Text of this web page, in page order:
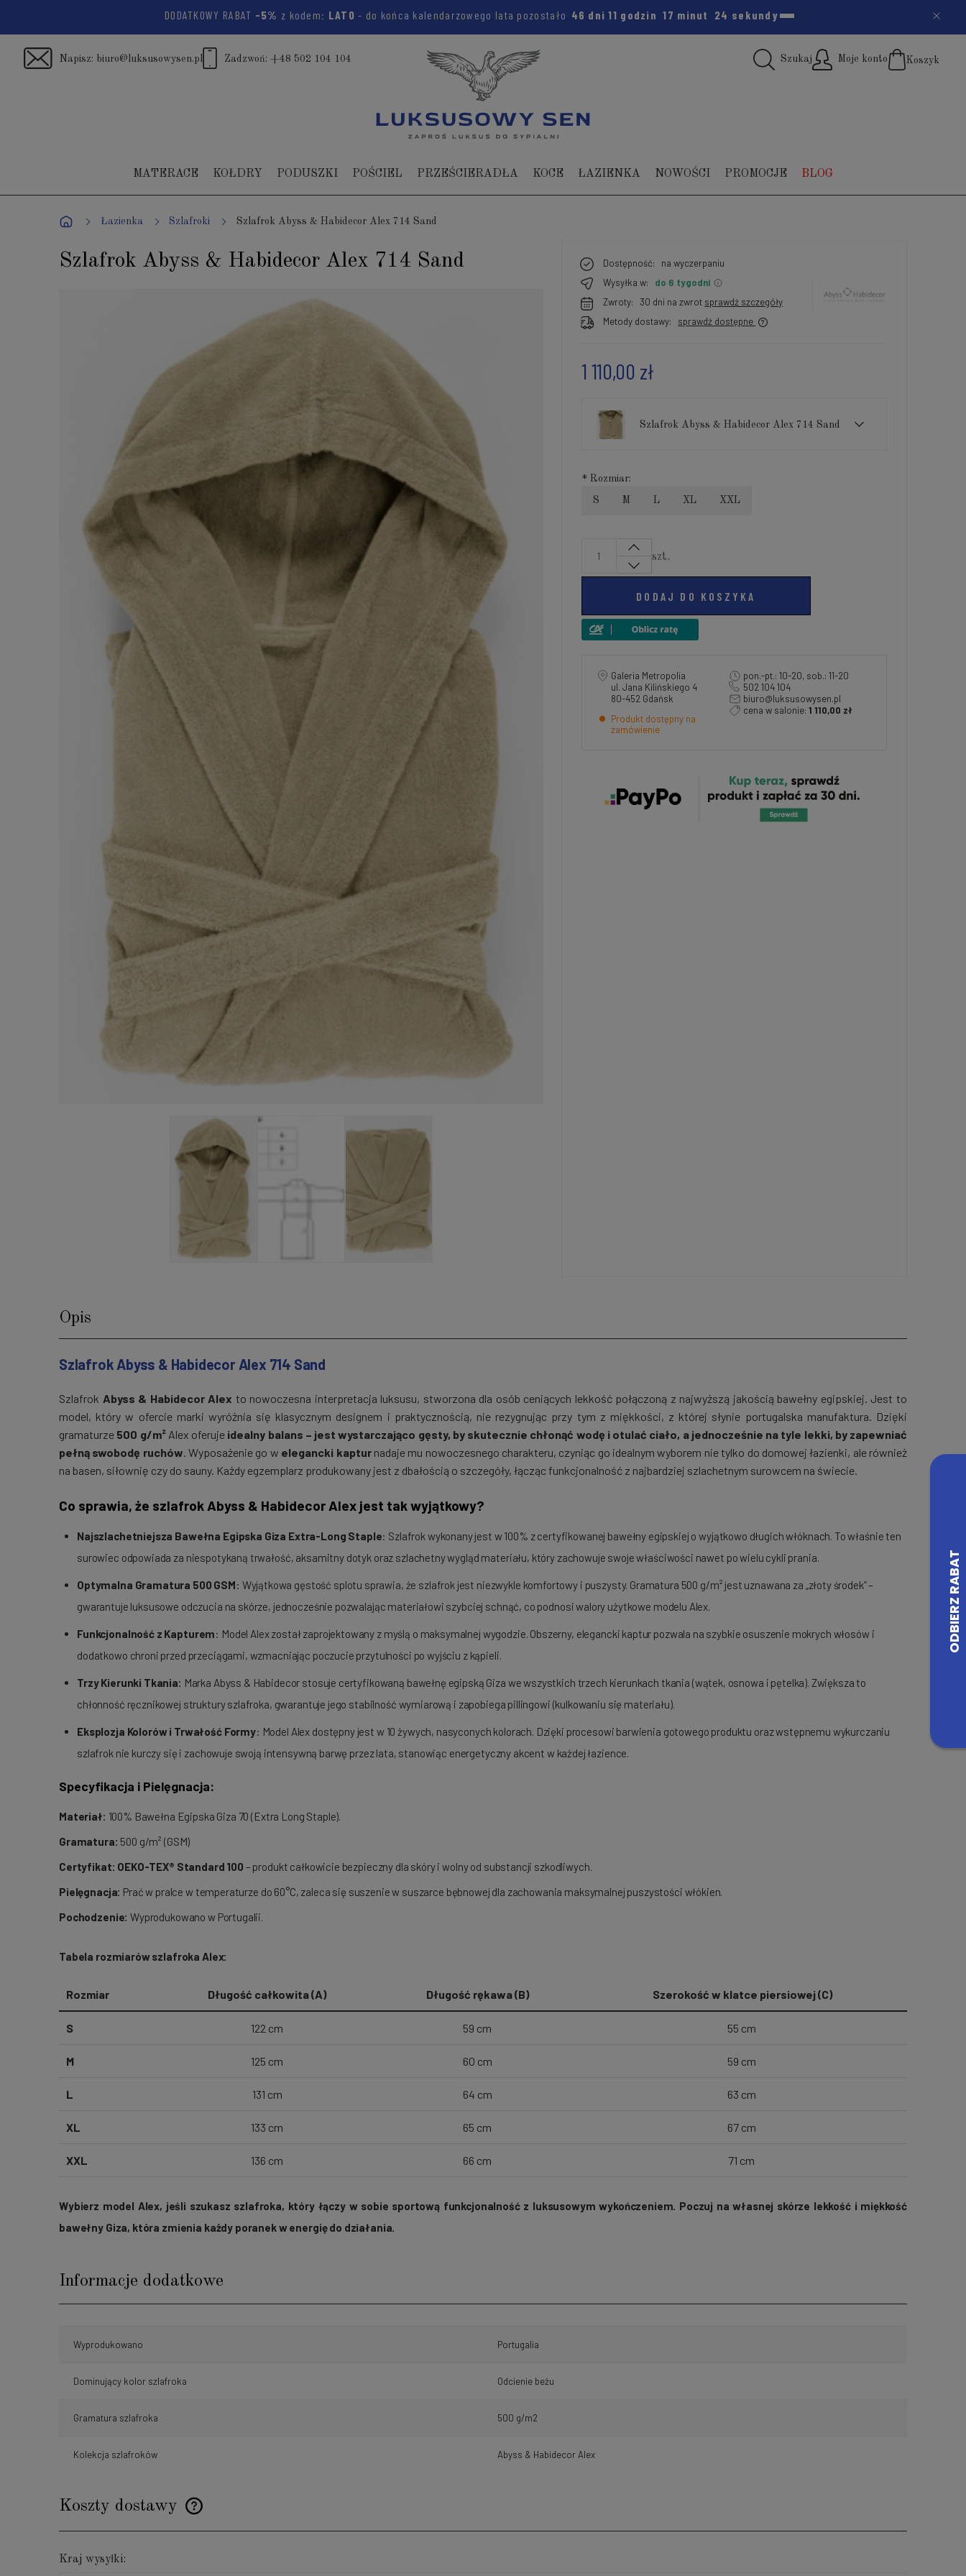
DODATKOWY RABAT -5% z kodem: LATO - do końca kalendarzowego lata pozostało 46 dni 11 godzin 17 minut 22 sekundy
Napisz: biuro@luksusowysen.pl Zadzwoń: +48 502 104 104 Szukaj Moje konto Koszyk
MATERACE KOŁDRY PODUSZKI POŚCIEL PRZEŚCIERADŁA KOCE ŁAZIENKA NOWOŚCI PROMOCJE BLOG
Łazienka Szlafroki Szlafrok Abyss & Habidecor Alex 714 Sand
Szlafrok Abyss & Habidecor Alex 714 Sand Dostępność:
na wyczerpaniu
Wysyłka w:
do 6 tygodni
Zwroty:
30 dni na zwrot sprawdź szczegóły
Metody dostawy:
sprawdź dostępne
1 110,00 zł
Szlafrok Abyss & Habidecor Alex 714 Sand
*Rozmiar:
S M L XL XXL
szt.
DODAJ DO KOSZYKA
Galeria Metropolia
ul. Jana Kilińskiego 4
80-452 Gdańsk
Produkt dostępny na
zamówienie
pon.-pt.: 10-20, sob.: 11-20
502 104 104
biuro@luksusowysen.pl
cena w salonie: 1 110,00 zł
Opis
Szlafrok Abyss & Habidecor Alex 714 Sand
Szlafrok Abyss & Habidecor Alex to nowoczesna interpretacja luksusu, stworzona dla osób ceniących lekkość połączoną z najwyższą jakością bawełny egipskiej. Jest to
model, który w ofercie marki wyróżnia się klasycznym designem i praktycznością, nie rezygnując przy tym z miękkości, z której słynie portugalska manufaktura. Dzięki
gramaturze 500 g/m²Alex oferuje idealny balans – jest wystarczająco gęsty, by skutecznie chłonąć wodę i otulać ciało, a jednocześnie na tyle lekki, by zapewniać
pełną swobodę ruchów. Wyposażenie go w elegancki kapturnadaje mu nowoczesnego charakteru, czyniąc go idealnym wyborem nie tylko do domowej łazienki, ale również
na basen, siłownię czy do sauny. Każdy egzemplarz produkowany jest z dbałością o szczegóły, łącząc funkcjonalność z najbardziej szlachetnym surowcem na świecie.
Co sprawia, że szlafrok Abyss & Habidecor Alex jest tak wyjątkowy?
Najszlachetniejsza Bawełna Egipska Giza Extra-Long Staple: Szlafrok wykonany jest w 100% z certyfikowanej bawełny egipskiej o wyjątkowo długich włóknach. To właśnie ten
surowiec odpowiada za niespotykaną trwałość, aksamitny dotyk oraz szlachetny wygląd materiału, który zachowuje swoje właściwości nawet po wielu cykli prania.
Optymalna Gramatura 500 GSM: Wyjątkowa gęstość splotu sprawia, że szlafrok jest niezwykle komfortowy i puszysty. Gramatura 500 g/m² jest uznawana za „złoty środek” –
gwarantuje luksusowe odczucia na skórze, jednocześnie pozwalając materiałowi szybciej schnąć, co podnosi walory użytkowe modelu Alex.
Funkcjonalność z Kapturem: Model Alex został zaprojektowany z myślą o maksymalnej wygodzie. Obszerny, elegancki kaptur pozwala na szybkie osuszenie mokrych włosów i
dodatkowo chroni przed przeciągami, wzmacniając poczucie przytulności po wyjściu z kąpieli.
Trzy Kierunki Tkania: Marka Abyss & Habidecor stosuje certyfikowaną bawełnę egipską Giza we wszystkich trzech kierunkach tkania (wątek, osnowa i pętelka). Zwiększa to
chłonność ręcznikowej struktury szlafroka, gwarantuje jego stabilność wymiarową i zapobiega pillingowi (kulkowaniu się materiału).
Eksplozja Kolorów i Trwałość Formy: Model Alex dostępny jest w 10 żywych, nasyconych kolorach. Dzięki procesowi barwienia gotowego produktu oraz wstępnemu wykurczaniu
szlafrok nie kurczy się i zachowuje swoją intensywną barwę przez lata, stanowiąc energetyczny akcent w każdej łazience.
Specyfikacja i Pielęgnacja:
Materiał: 100% Bawełna Egipska Giza 70 (Extra Long Staple).
Gramatura: 500 g/m² (GSM)
Certyfikat: OEKO-TEX® Standard 100 – produkt całkowicie bezpieczny dla skóry i wolny od substancji szkodliwych.
Pielęgnacja: Prać w pralce w temperaturze do 60°C, zaleca się suszenie w suszarce bębnowej dla zachowania maksymalnej puszystości włókien.
Pochodzenie: Wyprodukowano w Portugalii.
Tabela rozmiarów szlafroka Alex:
Rozmiar Długość całkowita (A) Długość rękawa (B) Szerokość w klatce piersiowej (C)
S 122 cm 59 cm 55 cm
M 125 cm 60 cm 59 cm
L 131 cm 64 cm 63 cm
XL 133 cm 65 cm 67 cm
XXL 136 cm 66 cm 71 cm
Wybierz model Alex, jeśli szukasz szlafroka, który łączy w sobie sportową funkcjonalność z luksusowym wykończeniem. Poczuj na własnej skórze lekkość i miękkość
bawełny Giza, która zmienia każdy poranek w energię do działania.
Informacje dodatkowe
Wyprodukowano Portugalia
Dominujący kolor szlafroka Odcienie beżu
Gramatura szlafroka 500 g/m2
Kolekcja szlafroków Abyss & Habidecor Alex
Koszty dostawy
Kraj wysyłki: